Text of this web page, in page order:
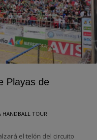
Playas de
HANDBALL TOUR
el telón del circuito